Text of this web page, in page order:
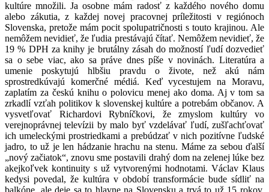
kultúre množili. Ja osobne mám radosť z každého nového domu
alebo zákutia, z každej novej pracovnej príležitosti v regiónoch
Slovenska, pretože mám pocit spolupatričnosti s touto krajinou. Ale
nemôžem nevidieť, že ľudia prestávajú čítať. Nemôžem nevidieť, že
19 % DPH za knihy je brutálny zásah do možností ľudí dozvedieť
sa o sebe viac, ako sa práve dnes píše v novinách. Literatúra a
umenie poskytujú hlbšiu pravdu o živote, než akú nám
sprostredkúvajú komerčné médiá. Keď vycestujem na Moravu,
zaplatím za českú knihu o polovicu menej ako doma. Aj v tom sa
zrkadlí vzťah politikov k slovenskej kultúre a potrebám občanov. A
vysvetľovať Richardovi Rybníčkovi, že zmyslom kultúry vo
verejnoprávnej televízii by malo byť vzdelávať ľudí, zušľachťovať
ich umeleckými prostriedkami a prebúdzať v nich pozitívne ľudské
jadro, to už je len hádzanie hrachu na stenu. Máme za sebou ďalší
„nový začiatok“, znovu sme postavili drahý dom na zelenej lúke bez
akejkoľvek kontinuity s už vytvorenými hodnotami. Václav Klaus
kedysi povedal, že kultúra v období transformácie bude sídliť na
balkóne, ale deje sa to hlavne na Slovensku a trvá to už 15 rokov.